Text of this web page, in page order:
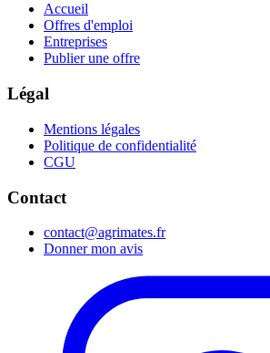
Accueil
Offres d'emploi
Entreprises
Publier une offre
Légal
Mentions légales
Politique de confidentialité
CGU
Contact
contact@agrimates.fr
Donner mon avis